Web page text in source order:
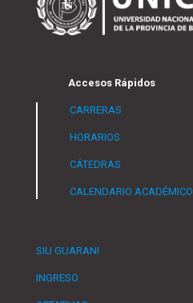
Accesos Rápidos
CARRERAS
HORARIOS
CÁTEDRAS
CALENDARIO ACADÉMICO
SIU GUARANI
INGRESO